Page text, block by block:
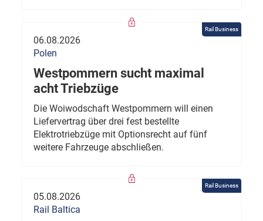
Rail Business
06.08.2026
Polen
Westpommern sucht maximal
acht Triebzüge
Die Woiwodschaft Westpommern will einen
Liefervertrag über drei fest bestellte
Elektrotriebzüge mit Optionsrecht auf fünf
weitere Fahrzeuge abschließen.
Rail Business
05.08.2026
Rail Baltica